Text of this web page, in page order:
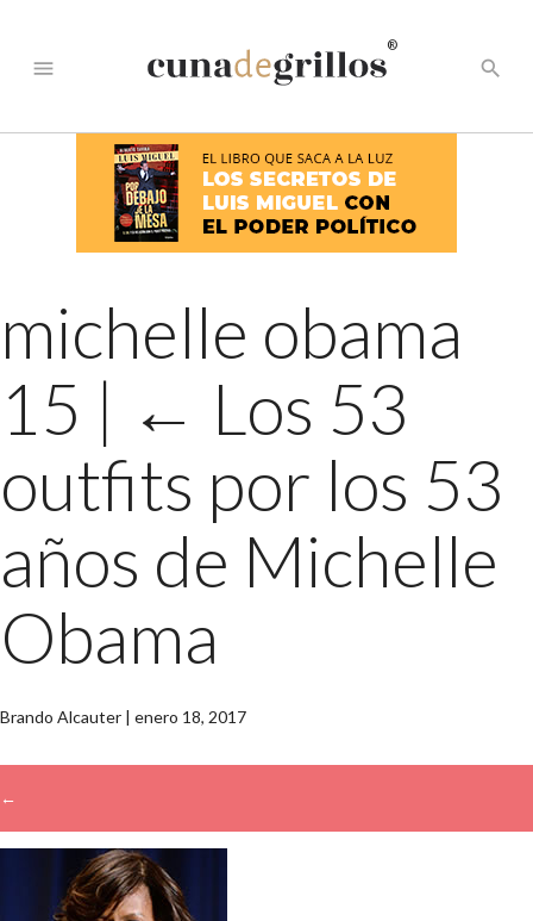
menu
®
search
michelle obama
15 | ← Los 53
outfits por los 53
años de Michelle
Obama
Brando Alcauter | enero 18, 2017
←